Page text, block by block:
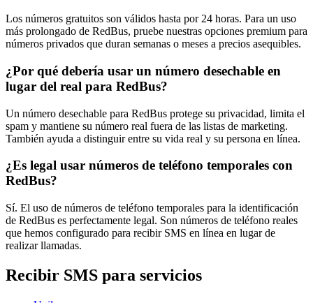
Los números gratuitos son válidos hasta por 24 horas. Para un uso
más prolongado de RedBus, pruebe nuestras opciones premium para
números privados que duran semanas o meses a precios asequibles.
¿Por qué debería usar un número desechable en
lugar del real para RedBus?
Un número desechable para RedBus protege su privacidad, limita el
spam y mantiene su número real fuera de las listas de marketing.
También ayuda a distinguir entre su vida real y su persona en línea.
¿Es legal usar números de teléfono temporales con
RedBus?
Sí. El uso de números de teléfono temporales para la identificación
de RedBus es perfectamente legal. Son números de teléfono reales
que hemos configurado para recibir SMS en línea en lugar de
realizar llamadas.
Recibir SMS para servicios